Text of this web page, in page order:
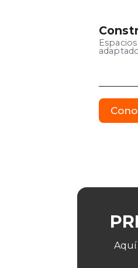
Aquí